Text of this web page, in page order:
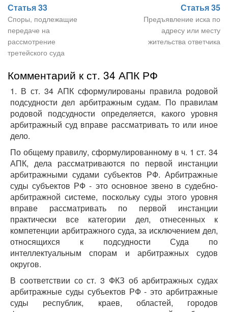
Статья 33
Споры, подлежащие
передаче на
рассмотрение
третейского суда
Статья 35
Предъявление иска по
адресу или месту
жительства ответчика
Комментарий к ст. 34 АПК РФ
1. В ст. 34 АПК сформулированы правила родовой
подсудности дел арбитражным судам. По правилам
родовой подсудности определяется, какого уровня
арбитражный суд вправе рассматривать то или иное
дело.
По общему правилу, сформулированному в ч. 1 ст. 34
АПК, дела рассматриваются по первой инстанции
арбитражными судами субъектов РФ. Арбитражные
суды субъектов РФ - это основное звено в судебно-
арбитражной системе, поскольку суды этого уровня
вправе рассматривать по первой инстанции
практически все категории дел, отнесенных к
компетенции арбитражного суда, за исключением дел,
относящихся к подсудности Суда по
интеллектуальным спорам и арбитражных судов
округов.
В соответствии со ст. 3 ФКЗ об арбитражных судах
арбитражные суды субъектов РФ - это арбитражные
суды республик, краев, областей, городов